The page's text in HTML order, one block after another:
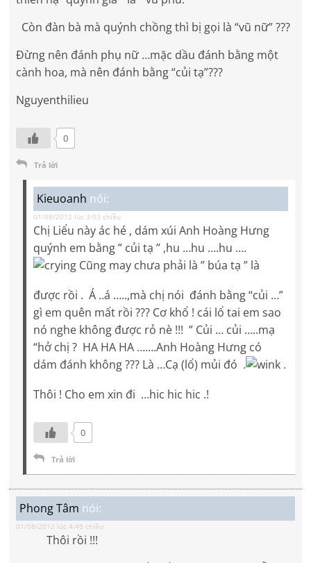
Còn đàn bà mà quýnh chồng thì bị gọi là “vũ nữ” ???
Đừng nên đánh phụ nữ …mặc dầu đánh bằng một
cành hoa, mà nên đánh bằng “củi tạ”???
Nguyenthilieu
0
Trả lời
Kieuoanh nói:
01/08/2012 lúc 3:03 chiều
Chị Liểu này ác hé , dám xúi Anh Hoàng Hưng
quýnh em bằng ” củi tạ ” ,hu …hu ….hu ….
Cũng may chưa phải là ” búa tạ ” là
được rồi . Á ..á …..,mà chị nói đánh bằng “củi …”
gì em quên mất rồi ??? Cơ khổ ! cái lổ tai em sao
nó nghe không được rỏ nè !!! ” Củi … củi …..mạ
“hở chị ? HA HA HA …….Anh Hoàng Hưng có
dám đánh không ??? Là …Cạ (lổ) mủi đó .
.
Thôi ! Cho em xin đi …hic hic hic .!
0
Trả lời
Phong Tâm nói:
01/08/2012 lúc 4:49 chiều
Thôi rồi !!!